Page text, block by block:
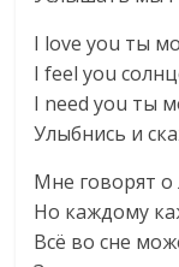
I love you ты
I feel you
I need you ты
Улыбнись и
Мне говорят о
Но каждому
Всё во сне